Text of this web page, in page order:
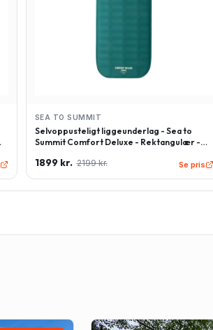
SEA TO SUMMIT
Selvoppusteligt liggeunderlag - Sea to
Summit Comfort Deluxe - Rektangulær -
1899 kr. 2199 kr. Se pris